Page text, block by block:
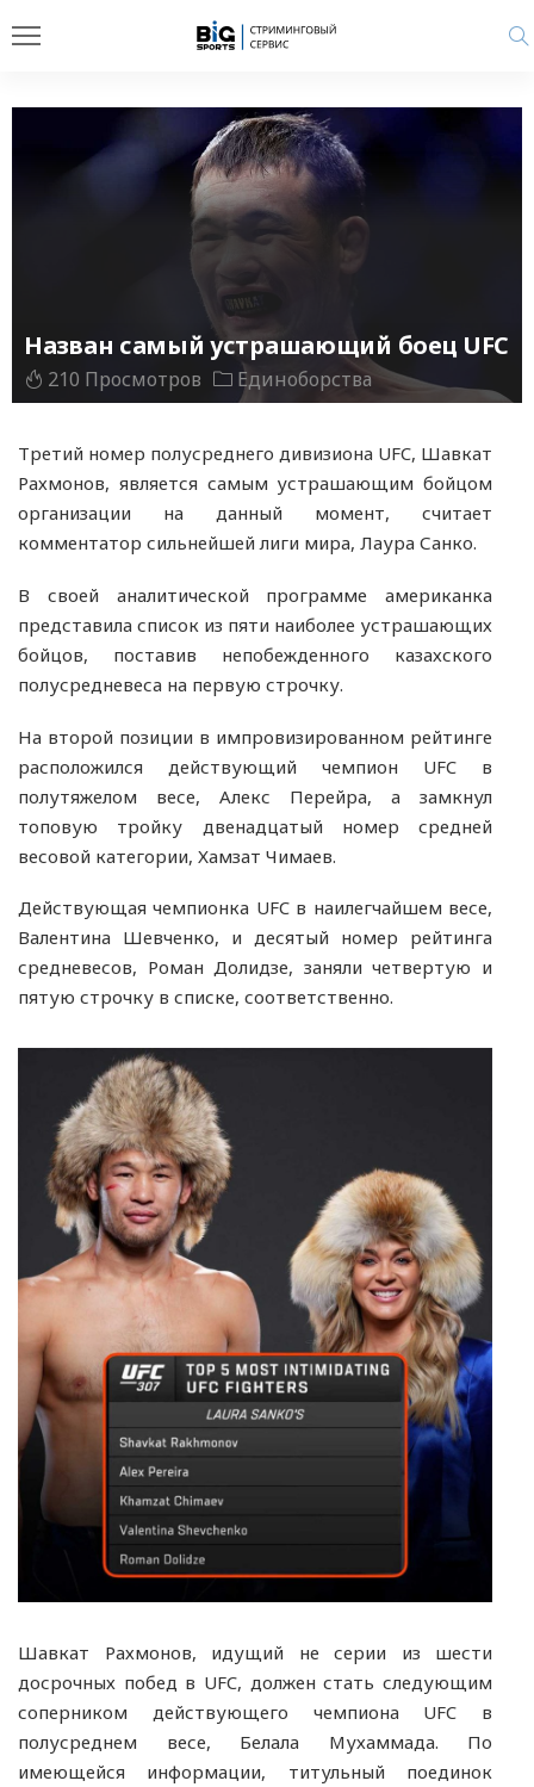
Назван самый устрашающий боец UFC
210 Просмотров Единоборства
Третий номер полусреднего дивизиона UFC, Шавкат
Рахмонов, является самым устрашающим бойцом
организации на данный момент, считает
комментатор сильнейшей лиги мира, Лаура Санко.
В своей аналитической программе американка
представила список из пяти наиболее устрашающих
бойцов, поставив непобежденного казахского
полусредневеса на первую строчку.
На второй позиции в импровизированном рейтинге
расположился действующий чемпион UFC в
полутяжелом весе, Алекс Перейра, а замкнул
топовую тройку двенадцатый номер средней
весовой категории, Хамзат Чимаев.
Действующая чемпионка UFC в наилегчайшем весе,
Валентина Шевченко, и десятый номер рейтинга
средневесов, Роман Долидзе, заняли четвертую и
пятую строчку в списке, соответственно.
Шавкат Рахмонов, идущий не серии из шести
досрочных побед в UFC, должен стать следующим
соперником действующего чемпиона UFC в
полусреднем весе, Белала Мухаммада. По
имеющейся информации, титульный поединок